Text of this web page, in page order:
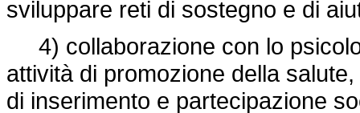
sviluppare reti di sostegno e di
4) collaborazione con lo
attività di promozione della
di inserimento e partecipazione